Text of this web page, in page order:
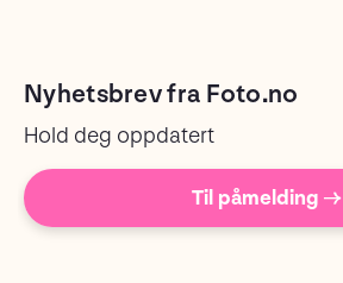
Nyhetsbrev fra Foto.no
Hold deg oppdatert
Til påmelding →